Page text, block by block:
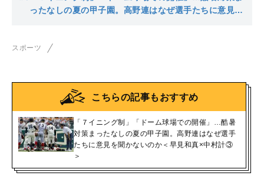
ったなしの夏の甲子園。高野連はなぜ選手たちに意見を
スポーツ
こちらの記事もおすすめ
「７イニング制」「ドーム球場での開催」…酷暑
対策まったなしの夏の甲子園。高野連はなぜ選手
たちに意見を聞かないのか＜早見和真×中村計③
＞